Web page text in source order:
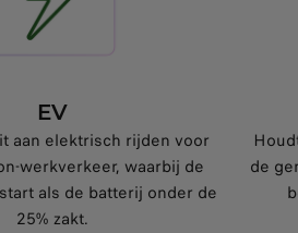
EV
aan elektrisch rijden voor
werkverkeer, waarbij de
als de batterij onder de
25% zakt.
de